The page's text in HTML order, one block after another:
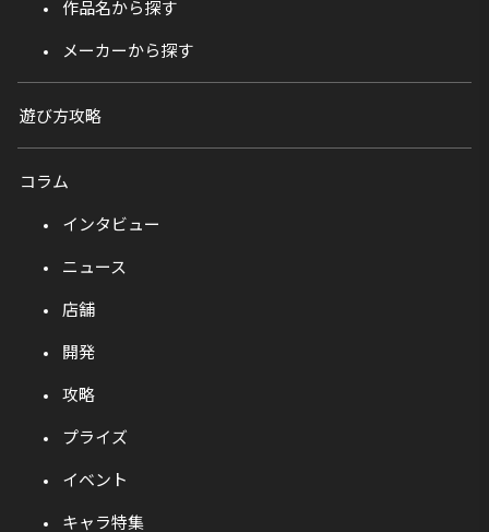
作品名から探す
メーカーから探す
遊び方攻略
コラム
インタビュー
ニュース
店舗
開発
攻略
プライズ
イベント
キャラ特集